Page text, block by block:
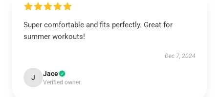
Super comfortable and fits perfectly. Great for
summer workouts!
Dec 7, 2024
J Jace
Verified owner